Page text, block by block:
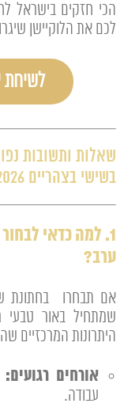
הכי חזקים בישראל
לכם את הלוקיישן
לשיחת
שאלות ותשובות
בשישי בצהריים 2026
1. למה כדאי
ערב?
אם תבחרו בחתונת
שמתחיל באור טבעי
היתרונות המרכזיים
אורחים רגועים:
עבודה.